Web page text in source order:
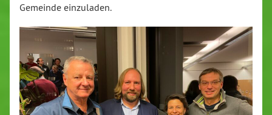
Gemeinde einzuladen.